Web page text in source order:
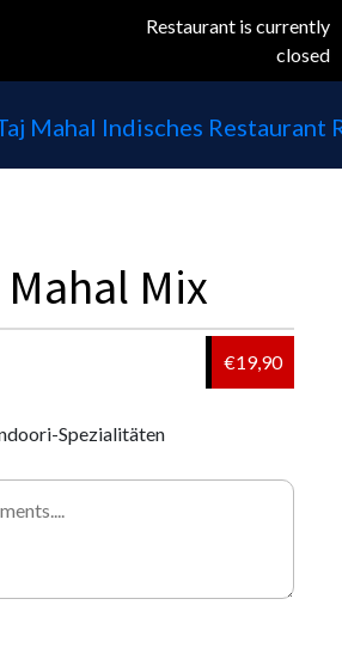
Restaurant is currently
closed
Mahal Mix
€19,90
Spezialitäten